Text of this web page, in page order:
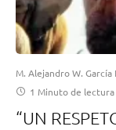
M. Alejandro W. García
1 Minuto de lectura
“UN